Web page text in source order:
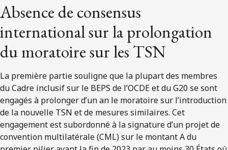
Absence de consensus
international sur la prolongation
du moratoire sur les TSN
La première partie souligne que la plupart des membres
du Cadre inclusif sur le BEPS de l’OCDE et du G20 se sont
engagés à prolonger d’un an le moratoire sur l’introduction
de la nouvelle TSN et de mesures similaires. Cet
engagement est subordonné à la signature d’un projet de
convention multilatérale (CML) sur le montant A du